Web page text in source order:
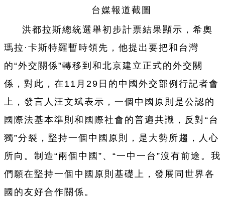
台 媒報道截圖
洪都拉斯總統選舉初步計票結果顯示，希奧
瑪拉·卡斯特羅暫時領先，他提出要把和 台 灣
的“外交關 係”轉移到和北京建立正式的外交關
係 ，對此，在11月29日的中國外交部例行記者會
上，發言人汪文斌表示， 一個中國原則是公認的
國際法基本準則和國際社會的普遍共識，反對“台
獨”分裂，堅持一個中國原則，是大勢所趨，人心
所向。制造“兩個中國”、“一 中 一 台 ”沒有前途。我
們願在堅持一個中國原則基礎上，發展同世界各
國的友好合作關 係。